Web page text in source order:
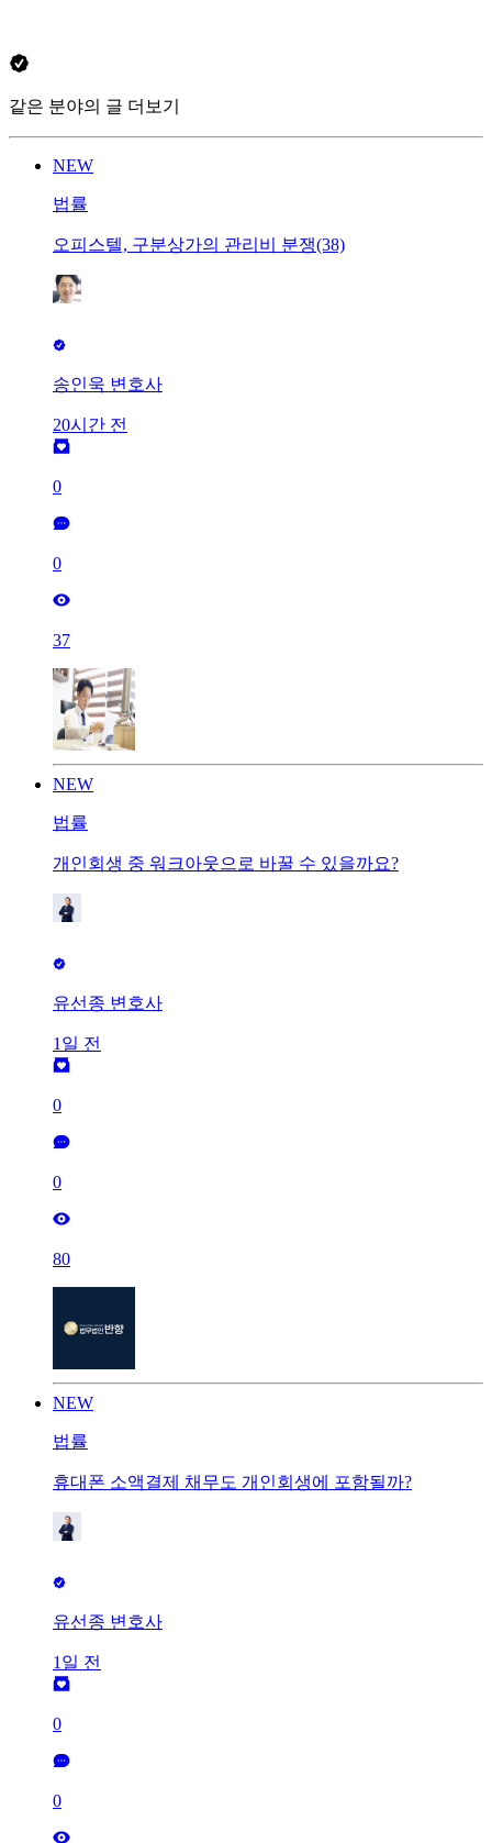
같은 분야의 글 더보기
NEW
법률
오피스텔, 구분상가의 관리비 분쟁(38)
송인욱 변호사
20시간 전
0
0
37
NEW
법률
개인회생 중 워크아웃으로 바꿀 수 있을까요?
유선종 변호사
1일 전
0
0
80
NEW
법률
휴대폰 소액결제 채무도 개인회생에 포함될까?
유선종 변호사
1일 전
0
0